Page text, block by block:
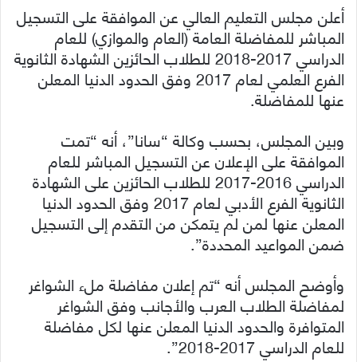
أعلن مجلس التعليم العالي عن الموافقة على التسجيل
المباشر للمفاضلة العامة (العام والموازي) للعام
الدراسي 2017-2018 للطلاب الحائزين الشهادة الثانوية
الفرع العلمي لعام 2017 وفق الحدود الدنيا المعلن
عنها للمفاضلة.
وبين المجلس، بحسب وكالة “سانا”، أنه “تمت
الموافقة على الإعلان عن التسجيل المباشر للعام
الدراسي 2016-2017 للطلاب الحائزين على الشهادة
الثانوية الفرع الأدبي لعام 2017 وفق الحدود الدنيا
المعلن عنها لمن لم يتمكن من التقدم إلى التسجيل
ضمن المواعيد المحددة”.
وأوضح المجلس أنه “تم إعلان مفاضلة ملء الشواغر
لمفاضلة الطلاب العرب والأجانب وفق الشواغر
المتوافرة والحدود الدنيا المعلن عنها لكل مفاضلة
للعام الدراسي 2017-2018”.